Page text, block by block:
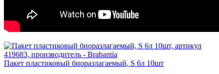
Пакет пластиковый биоразлагаемый, S 6л 10шт